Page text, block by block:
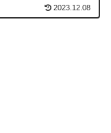
2023.12.08